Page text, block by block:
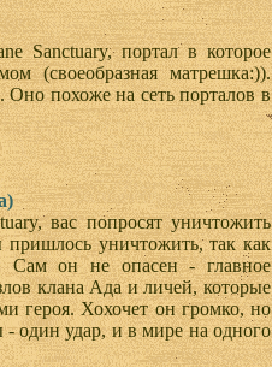
Sanctuary, портал в которое
(своеобразная матрешка:)).
похоже на сеть порталов в
вас попросят уничтожить
уничтожить, так как
Сам он не опасен - главное
клана Ада и личей, которые
героя. Хохочет он громко, но
- один удар, и в мире на одного